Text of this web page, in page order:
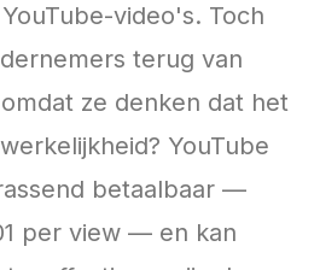
video's. Toch
terug van
ze denken dat het
YouTube
betaalbaar —
per view — en kan